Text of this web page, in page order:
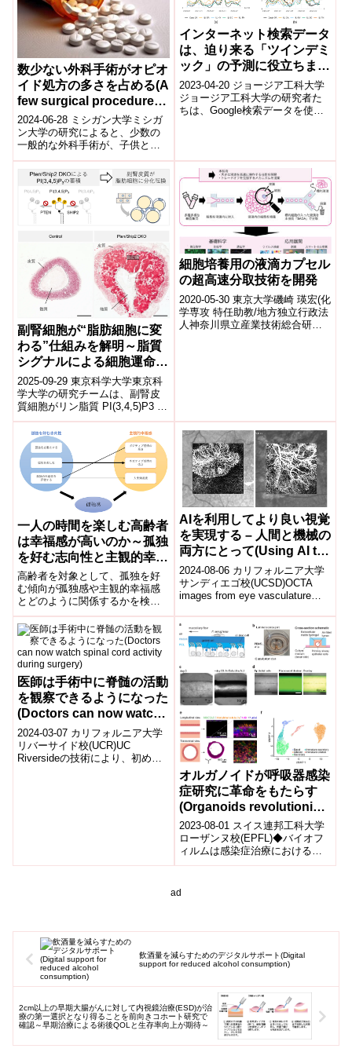
数少ない外科手術がオピオ
イド処方の多さを占める(A
few surgical procedures
account for high number
of opioid prescriptions)
2024-06-28 ミシガン大学ミシガ
ン大学の研究によると、少数の
一般的な外科手術が、子供と大
人の術後に処方されるオピオイ
ドの大部分を占めています。小
児(0-...
インターネット検索データ
は、迫り来る「ツインデミ
ック」の予測に役立ちま
す。(Internet Search Data
Can Help Predict a
Looming ’Twindemic’)
2023-04-20 ジョージア工科大学
ジョージア工科大学の研究者た
ちは、Google検索データを使用
副腎細胞が“脂肪細胞に変
わる”仕組みを解明～脂質
シグナルによる細胞運命ス
イッチを発見、ストレスや
老化研究に新展開～
2025-09-29 東京科学大学東京科
学大学の研究チームは、副腎皮
質細胞がリン脂質 PI(3,4,5)P3 の
異常蓄積により脂肪細胞様に転
換する分子機構を世界...
細胞培養用の液滴カプセル
の超高速分取技術を開発
2020-05-30 東京大学磯崎 瑛宏(化
学専攻 特任助教/地方独立行政法
人神奈川県立産業技術総合研究
一人の時間を楽しむ高齢者
は幸福感が高いのか～孤独
を好む志向性と主観的幸福
感の関連～
高齢者を対象として、孤独を好
む傾向が孤独感や主観的幸福感
とどのように関係するかを検証
するため調査を実施しました。
WEB調査と郵送調査を行い、
「孤独を楽しむ」傾向がある人
はそうでない人と比べ、ネガテ
ィブな感情を経験しにくいこと
が明らかとなりました。また、
効果は弱いながらも、「孤独の
生産性を評価する」傾向がある
人は、ポジティブな感情を経験
しやすく、人生満足度が高いこ
とが示されました。一方で、孤
独を好む志向性は孤独感の高さ
とも関連するため、孤独感が高
AIを利用してより良い視覚
を実現する – 人間と機械の
両方にとって(Using AI to
Enable Better Vision – for
Both Humans and
Machines)
2024-08-06 カリフォルニア大学
サンディエゴ校(UCSD)OCTA
images from eye vasculature
医師は手術中に脊髄の活動
を観察できるようになった
(Doctors can now watch
spinal cord activity
during surgery)
2024-03-07 カリフォルニア大学
リバーサイド校(UCR)UC
Riversideの技術により、初めて
オルガノイドが呼吸器感染
症研究に革命をもたらす
(Organoids revolutionize
research on respiratory
infections)
2023-08-01 スイス連邦工科大学
ローザンヌ校(EPFL)◆バイオフ
ィルムは感染症治療における大
きな課題となる抵抗力を持つ細
間...
ad
飲酒量を減らすためのデジタルサポート(Digital
support for reduced alcohol consumption)
2cm以上の早期大腸がんに対して内視鏡治療(ESD)が治
療の第一選択となり得ることを前向きコホート研究で
確認～早期治療による術後QOLと生存率向上が期待～